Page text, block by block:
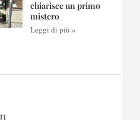
chiarisce un primo
mistero
Leggi di più »